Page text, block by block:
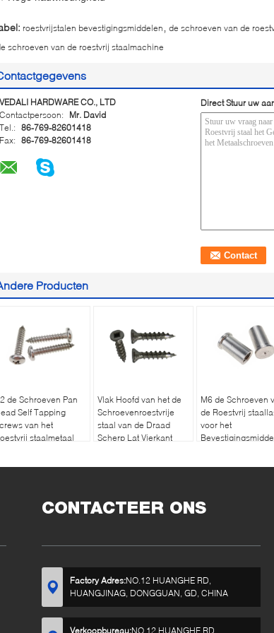
roestvrijstalen bevestigingsmiddelen de schroeven van de
schroeven van de roestvrij staalmachine
VEDALI HARDWARE CO., LTD
Contactpersoon:
Mr. David
Tel.: 86-769-82601418
Fax: 86-769-82601418
Direct Stuur uw
Producten
de Schroeven Pan
Self Tapping
van het
staalmetaal
Vlak Hoofd van het de
Schroevenroestvrije
staal van de Draad
Scherp Lat Vierkant
M6 de Schroeven
de Roestvrij
voor het
CONTACTEER ONS
Factory Adres:NO.12 HUANGHE RD,
HUANGJINAG, DONGGUAN, GD, CHINA
Verkoopbureau:NO.12 HUANGHE RD,